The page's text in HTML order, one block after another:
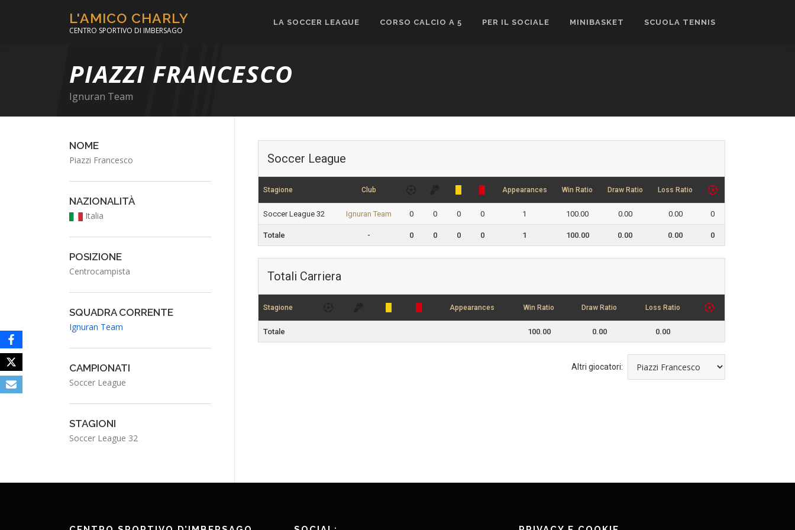
L'AMICO CHARLY
CENTRO SPORTIVO DI IMBERSAGO
LA SOCCER LEAGUE CORSO CALCIO A 5 PER IL SOCIALE MINIBASKET SCUOLA TENNIS
PIAZZI FRANCESCO
Ignuran Team
Soccer League
Stagione Club Appearances Win Ratio Draw Ratio Loss Ratio
Soccer League 32 Ignuran Team 0 0 0 0 1 100.00 0.00 0.00 0
Totale - 0 0 0 0 1 100.00 0.00 0.00 0
Totali Carriera
Stagione Appearances Win Ratio Draw Ratio Loss Ratio
Totale 100.00 0.00 0.00
Altri giocatori:
NOME
Piazzi Francesco
NAZIONALITÀ
Italia
POSIZIONE
Centrocampista
SQUADRA CORRENTE
Ignuran Team
CAMPIONATI
Soccer League
STAGIONI
Soccer League 32